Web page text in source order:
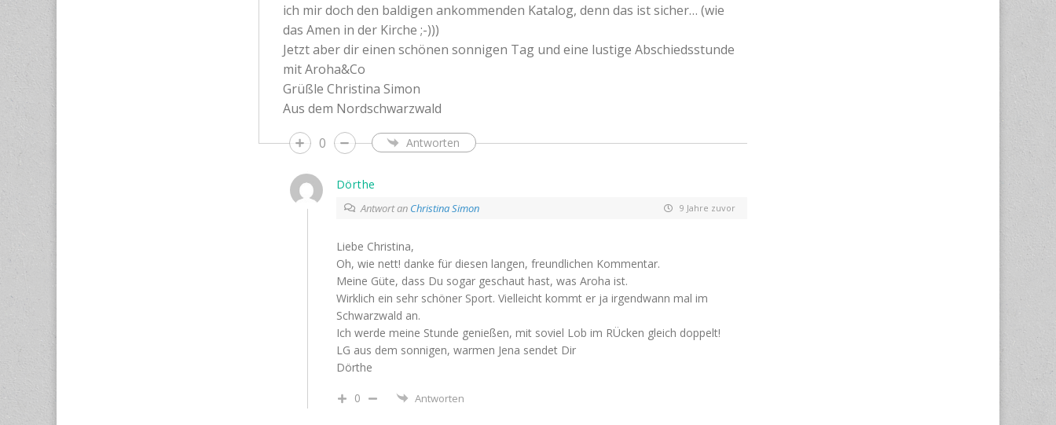
ich mir doch den baldigen ankommenden Katalog, denn das ist sicher… (wie
das Amen in der Kirche ;-)))
Jetzt aber dir einen schönen sonnigen Tag und eine lustige Abschiedsstunde
mit Aroha&Co
Grüßle Christina Simon
Aus dem Nordschwarzwald
0
Antworten
Dörthe
Antwort an Christina Simon 9 Jahre zuvor
Liebe Christina,
Oh, wie nett! danke für diesen langen, freundlichen Kommentar.
Meine Güte, dass Du sogar geschaut hast, was Aroha ist.
Wirklich ein sehr schöner Sport. Vielleicht kommt er ja irgendwann mal im
Schwarzwald an.
Ich werde meine Stunde genießen, mit soviel Lob im RÜcken gleich doppelt!
LG aus dem sonnigen, warmen Jena sendet Dir
Dörthe
0 Antworten